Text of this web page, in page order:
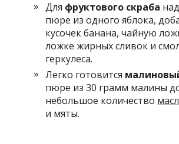
Для фруктового скраба
пюре из одного яблока,
кусочек банана, чайную
ложке жирных сливок и
геркулеса.
Легко готовится
пюре из 30 грамм малины
небольшое количество
и мяты.